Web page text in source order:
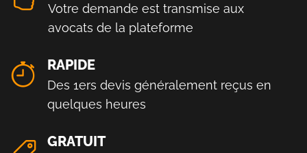
Votre demande est transmise aux
avocats de la plateforme
RAPIDE
Des 1ers devis généralement reçus en
quelques heures
GRATUIT